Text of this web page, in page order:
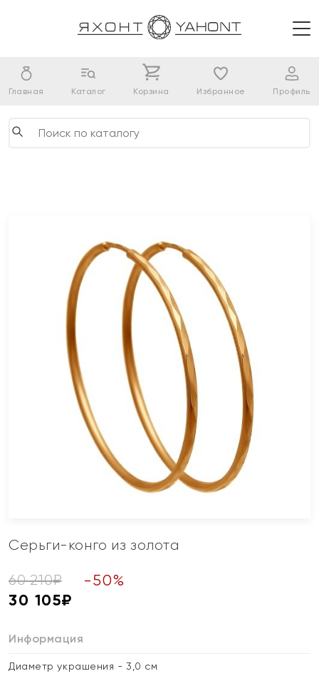
Главная Каталог Корзина Избранное Профиль
Серьги-конго из золота
60 210₽ -50%
30 105₽
Информация
Диаметр украшения - 3,0 см